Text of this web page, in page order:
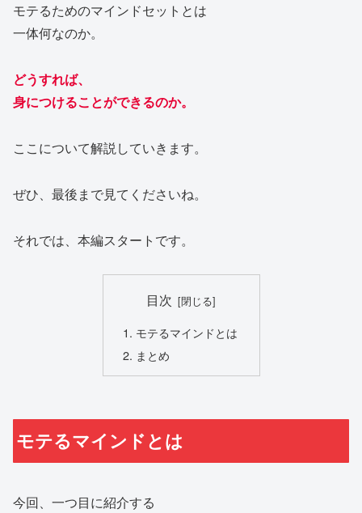
モテるためのマインドセットとは
一体何なのか。
どうすれば、
身につけることができるのか。
ここについて解説していきます。
ぜひ、最後まで見てくださいね。
それでは、本編スタートです。
目次
モテるマインドとは
まとめ
モテるマインドとは
今回、一つ目に紹介する